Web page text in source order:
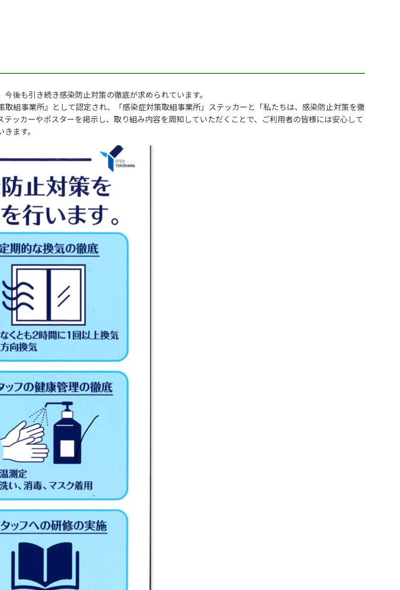
後も引き続き感染防止対策の徹底が求められています。
組事業所』として認定され、「感染症対策取組事業所」ステッカーと「私たちは、感染防止対策を徹
ッカーやポスターを掲示し、取り組み内容を周知していただくことで、ご利用者の皆様には安心して
ます。